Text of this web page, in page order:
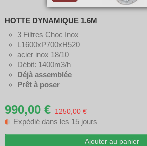
HOTTE DYNAMIQUE 1.6M
3 Filtres Choc Inox
L1600xP700xH520
acier inox 18/10
Débit: 1400m3/h
Déjà assemblée
Prêt à poser
990,00 € 1250,00 €
Expédié dans les 15 jours
Ajouter au panier